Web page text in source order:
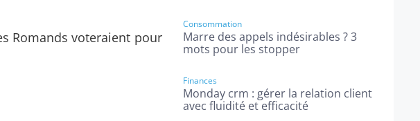
Romands voteraient pour
Consommation
Marre des appels indésirables ? 3
mots pour les stopper
Finances
Monday crm : gérer la relation client
avec fluidité et efficacité